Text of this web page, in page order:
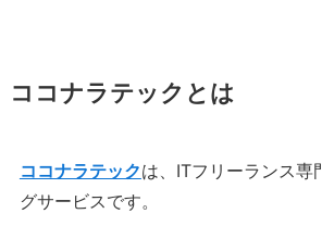
ココナラテックとは
ココナラテックは、ITフリーランス専
グサービスです。